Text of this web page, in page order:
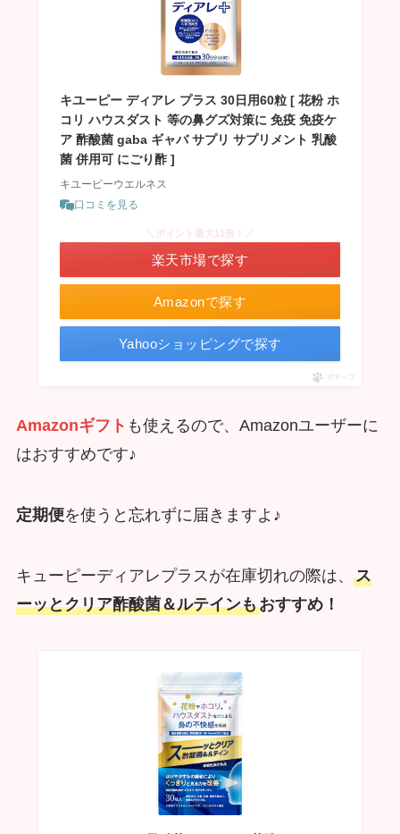
キユーピー ディアレ プラス 30日用60粒 [ 花粉 ホ
コリ ハウスダスト 等の鼻グズ対策に 免疫 免疫ケ
ア 酢酸菌 gaba ギャバ サプリ サプリメント 乳酸
菌 併用可 にごり酢 ]
キユーピーウエルネス
口コミを見る
Amazonで探す
＼ポイント最大11倍！／
楽天市場で探す
Yahooショッピングで探す
ポチップ
Amazonギフト も使えるので、Amazonユーザーに
はおすすめです♪
定期便を使うと忘れずに届きますよ♪
キューピーディアレプラスが在庫切れの際は、 ス
ーッとクリア酢酸菌＆ルテインもおすすめ！